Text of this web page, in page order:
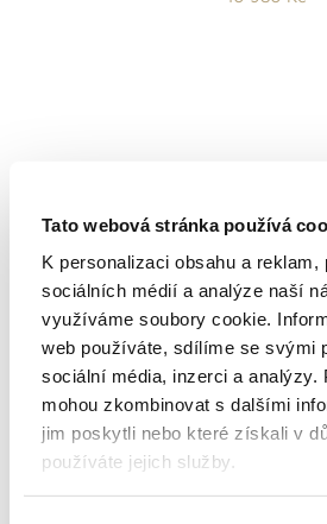
Tato webová stránka používá
K personalizaci obsahu a
sociálních médií a analýze naší
využíváme soubory cookie.
web používáte, sdílíme se svými
sociální média, inzerci a analýzy.
mohou zkombinovat s dalšími
jim poskytli nebo které získali v
používáte jejich služby.
ZLATÝ PŘÍVĚSEK
Altman